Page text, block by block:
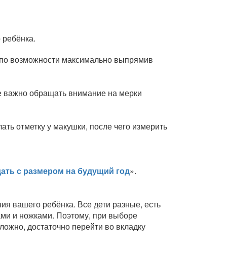
возможности максимально выпрямив
важно обращать внимание на мерки
отметку у макушки, после чего измерить
с размером на будущий год».
вашего ребёнка. Все дети разные, есть
и ножками. Поэтому, при выборе
достаточно перейти во вкладку